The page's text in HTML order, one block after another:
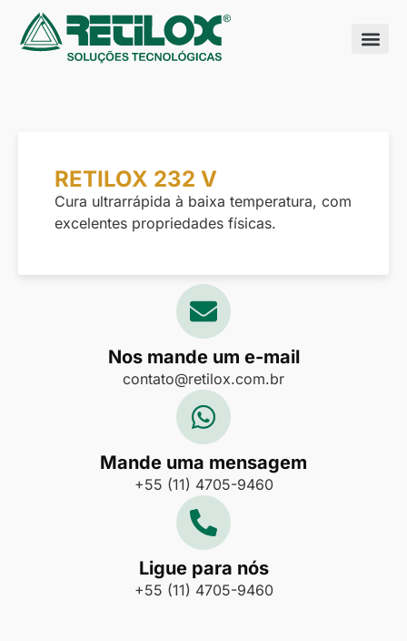
RETILOX 232 V
Cura ultrarrápida à baixa temperatura, com
excelentes propriedades físicas.
Nos mande um e-mail
contato@retilox.com.br
Mande uma mensagem
+55 (11) 4705-9460
Ligue para nós
+55 (11) 4705-9460